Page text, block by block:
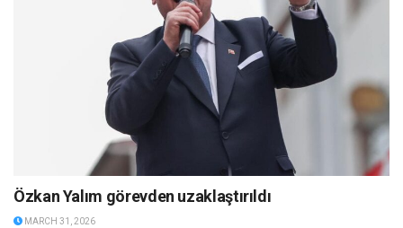
Özkan Yalım görevden uzaklaştırıldı
MARCH 31, 2026